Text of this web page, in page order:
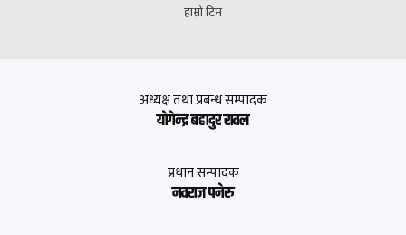
हाम्रो टिम
अध्यक्ष तथा प्रबन्ध सम्पादक
याेगेन्द्र बहादुर रावल
प्रधान सम्पादक
नवराज पनेरु